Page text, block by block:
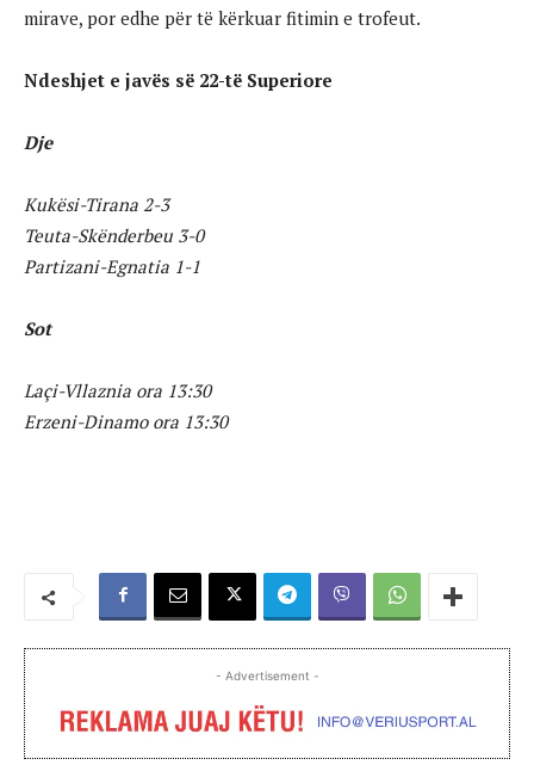
mirave, por edhe për të kërkuar fitimin e trofeut.
Ndeshjet e javës së 22-të Superiore
Dje
Kukësi-Tirana 2-3
Teuta-Skënderbeu 3-0
Partizani-Egnatia 1-1
Sot
Laçi-Vllaznia ora 13:30
Erzeni-Dinamo ora 13:30
- Advertisement -